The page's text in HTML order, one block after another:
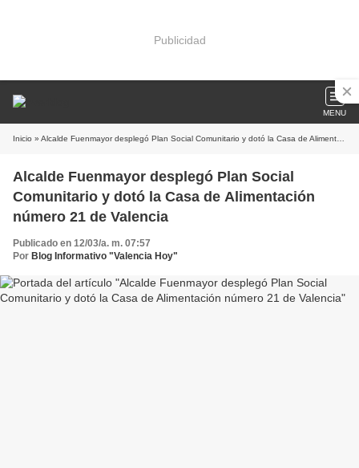
Publicidad
MENU
Inicio » Alcalde Fuenmayor desplegó Plan Social Comunitario y dotó la Casa de Alimentación número 21 de Valencia
Alcalde Fuenmayor desplegó Plan Social
Comunitario y dotó la Casa de Alimentación
número 21 de Valencia
Publicado en 12/03/a. m. 07:57
Por Blog Informativo "Valencia Hoy"